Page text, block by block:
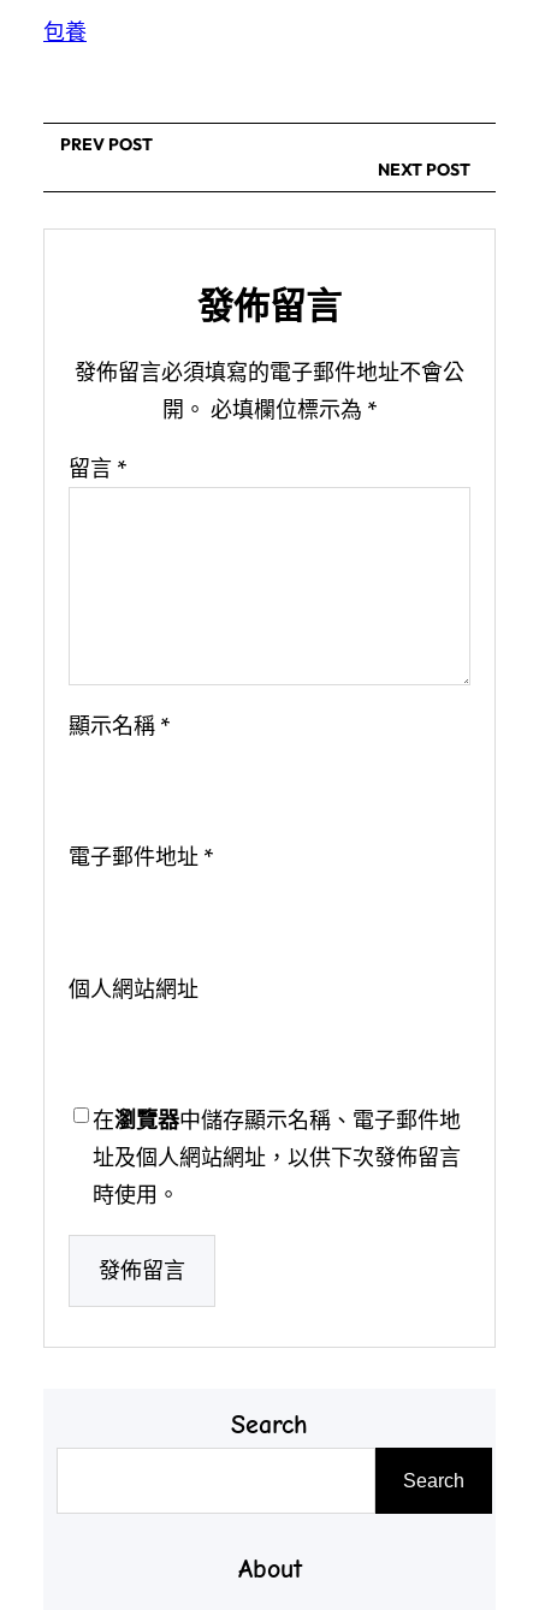
包養
PREV POST
NEXT POST
發佈留言
發佈留言必須填寫的電子郵件地址不會公
開。 必填欄位標示為 *
留言 *
顯示名稱 *
電子郵件地址 *
個人網站網址
在瀏覽器中儲存顯示名稱、電子郵件地
址及個人網站網址，以供下次發佈留言
時使用。
Search
Search
About